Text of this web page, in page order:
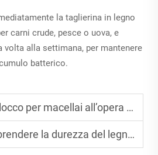
la taglierina in legno
carni crude, pesce o uova, e
volta alla settimana, per mantenere
batterico.
macellai all’opera d’arte: taglieri in legno su misura
la durezza del legno per le tavole da taglio